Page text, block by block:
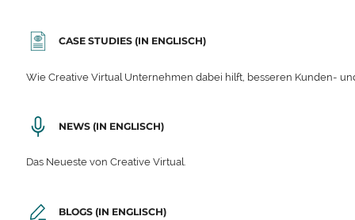
CASE STUDIES (IN ENGLISCH)
Wie Creative Virtual Unternehmen dabei hilft, besseren Kunden-
NEWS (IN ENGLISCH)
Das Neueste von Creative Virtual.
BLOGS (IN ENGLISCH)